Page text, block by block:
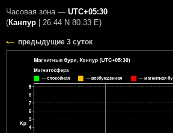
Часовая зона — UTC+05:30
(Канпур | 26.44 N 80.33 E)
предыдущие 3 суток